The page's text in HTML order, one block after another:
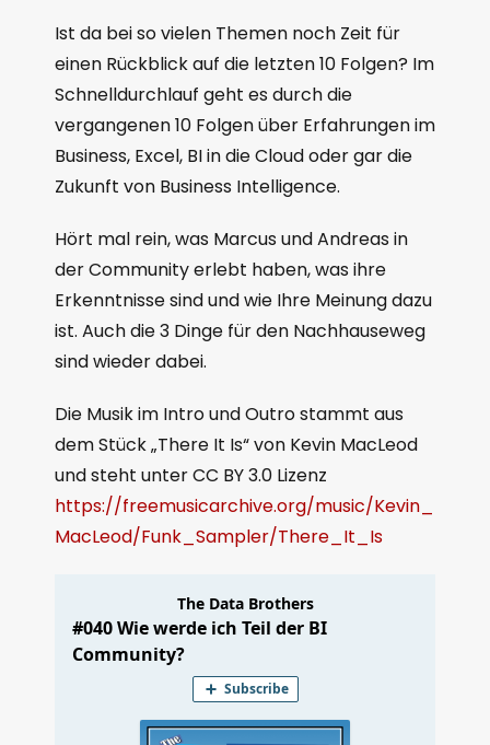
Ist da bei so vielen Themen noch Zeit für
einen Rückblick auf die letzten 10 Folgen? Im
Schnelldurchlauf geht es durch die
vergangenen 10 Folgen über Erfahrungen im
Business, Excel, BI in die Cloud oder gar die
Zukunft von Business Intelligence.
Hört mal rein, was Marcus und Andreas in
der Community erlebt haben, was ihre
Erkenntnisse sind und wie Ihre Meinung dazu
ist. Auch die 3 Dinge für den Nachhauseweg
sind wieder dabei.
Die Musik im Intro und Outro stammt aus
dem Stück „There It Is“ von Kevin MacLeod
und steht unter CC BY 3.0 Lizenz
https://freemusicarchive.org/music/Kevin_
MacLeod/Funk_Sampler/There_It_Is